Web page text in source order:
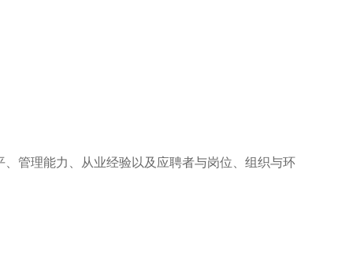
管理能力、从业经验以及应聘者与岗位、组织与环